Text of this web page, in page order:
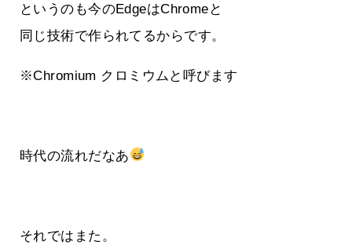
というのも今のEdgeはChromeと
同じ技術で作られてるからです。
※Chromium クロミウムと呼びます
時代の流れだなあ
それではまた。